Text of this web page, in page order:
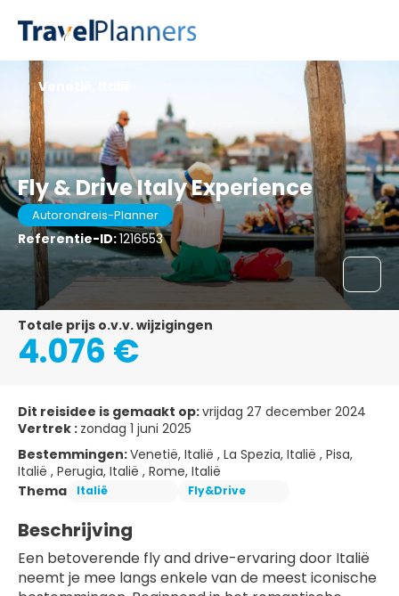
Fly & Drive Italy Experience
Autorondreis-Planner
Referentie-ID:1216553
Venetië, Italië
Totale prijs o.v.v. wijzigingen
4.076 €
Dit reisidee is gemaakt op:vrijdag 27 december 2024
Vertrek : zondag 1 juni 2025
Bestemmingen:Venetië, Italië , La Spezia, Italië , Pisa,
Italië , Perugia, Italië , Rome, Italië
Thema
Italië Fly&Drive
Beschrijving
Een betoverende fly and drive-ervaring door Italië
neemt je mee langs enkele van de meest iconische